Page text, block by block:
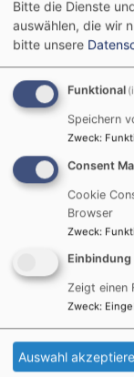
Bitte die Dienste
auswählen, die wir
bitte unsere
Funktional
Speichern
Zweck:
Consent
Cookie
Browser
Zweck:
Einbindung
Zeigt einen
Zweck:
Auswahl